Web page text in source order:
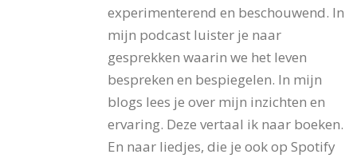
experimenterend en beschouwend. In
mijn podcast luister je naar
gesprekken waarin we het leven
bespreken en bespiegelen. In mijn
blogs lees je over mijn inzichten en
ervaring. Deze vertaal ik naar boeken.
En naar liedjes, die je ook op Spotify